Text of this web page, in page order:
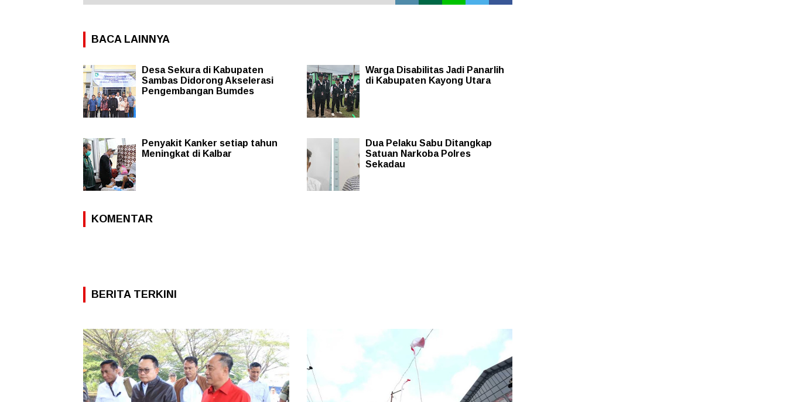
BACA LAINNYA
Desa Sekura di Kabupaten
Sambas Didorong Akselerasi
Pengembangan Bumdes
Warga Disabilitas Jadi Panarlih
di Kabupaten Kayong Utara
Penyakit Kanker setiap tahun
Meningkat di Kalbar
Dua Pelaku Sabu Ditangkap
Satuan Narkoba Polres
Sekadau
KOMENTAR
BERITA TERKINI